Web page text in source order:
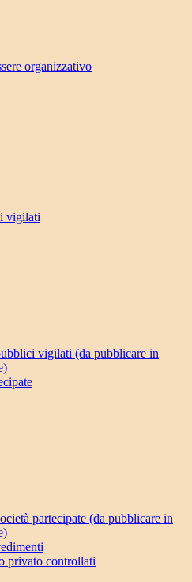
organizzativo
vigilati
vigilati (da pubblicare in
partecipate (da pubblicare in
privato controllati